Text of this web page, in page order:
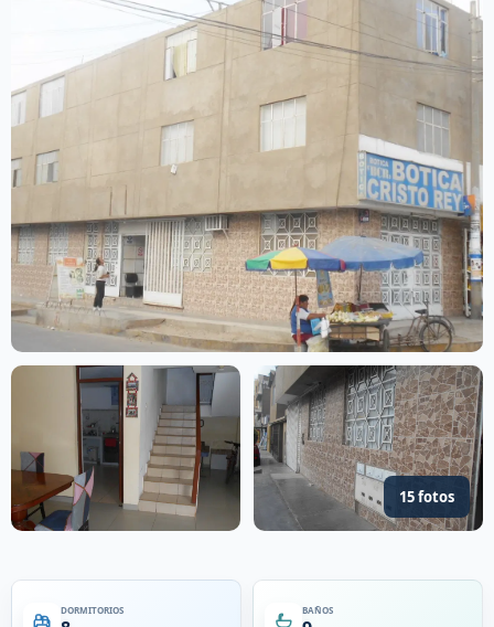
15 fotos
DORMITORIOS BAÑOS